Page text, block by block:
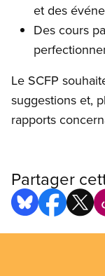
et des
Des cours
Le SCFP
suggestions et,
rapports
Partager